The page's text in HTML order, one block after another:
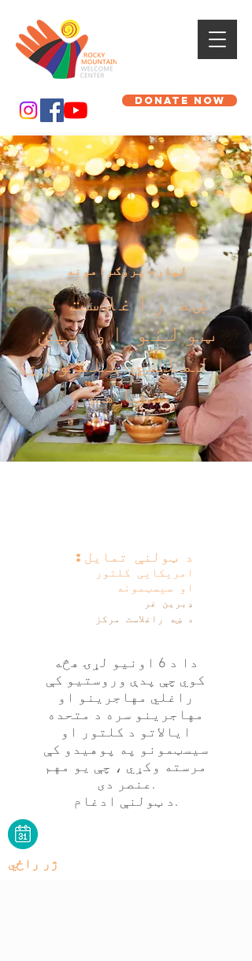
DONATE NOW
لپاره پروګرامونه
ښه راغلاست د
ټولنو او بین
المللي کلتوري
تفاهم
د ټولنې تمایل:
امریکایی کلتور
او سیسټمونه
ډبرين غر
د ښه راغلاست مرکز
دا د 6 اونیو لړۍ هڅه
کوي چې پدې وروستیو کې
راغلي مهاجرینو او
مهاجرینو سره د متحده
ایالاتو د کلتور او
سیسټمونو په پوهیدو کې
مرسته وکړي ، چې یو مهم
عنصر دی.
د ټولنې ادغام.
ژر راځي